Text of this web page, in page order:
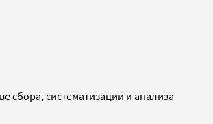
систематизации и анализа